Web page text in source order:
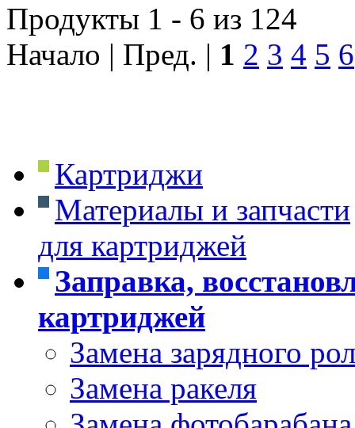
Продукты 1 - 6 из 124
Начало | Пред. | 1 2 3 4 5 6
Картриджи
Материалы и запчасти
для картриджей
Заправка,
картриджей
Замена зарядного
Замена ракеля